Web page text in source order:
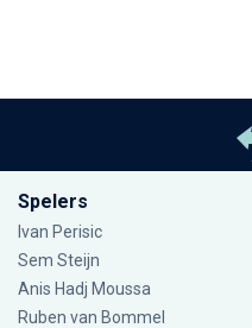
Spelers
Ivan Perisic
Sem Steijn
Anis Hadj Moussa
Ruben van Bommel